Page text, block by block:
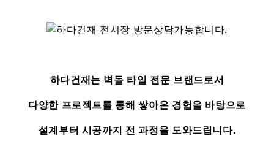
하다건재는 벽돌 타일 전문 브랜드로서
다양한 프로젝트를 통해 쌓아온 경험을 바탕으로
설계부터 시공까지 전 과정을 도와드립니다.